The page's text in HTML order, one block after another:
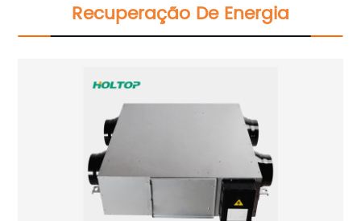
Recuperação De Energia